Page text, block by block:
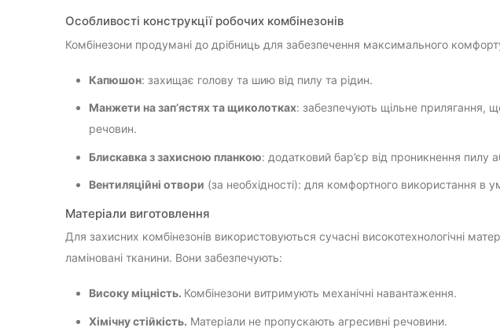
Особливості конструкції робочих комбінезонів
Комбінезони продумані до дрібниць для забезпечення максимального
Капюшон: захищає голову та шию від пилу та рідин.
Манжети на зап’ястях та щиколотках: забезпечують щільне прилягання,
речовин.
Блискавка з захисною планкою: додатковий бар’єр від проникнення пилу
Вентиляційні отвори (за необхідності): для комфортного використання в
Матеріали виготовлення
Для захисних комбінезонів використовуються сучасні високотехнологічні
ламіновані тканини. Вони забезпечують:
Високу міцність. Комбінезони витримують механічні навантаження.
Хімічну стійкість. Матеріали не пропускають агресивні речовини.